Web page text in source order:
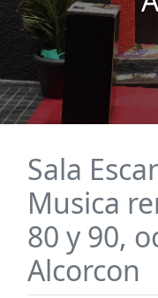
Sala
Musica
80 y 90,
Alcorcon